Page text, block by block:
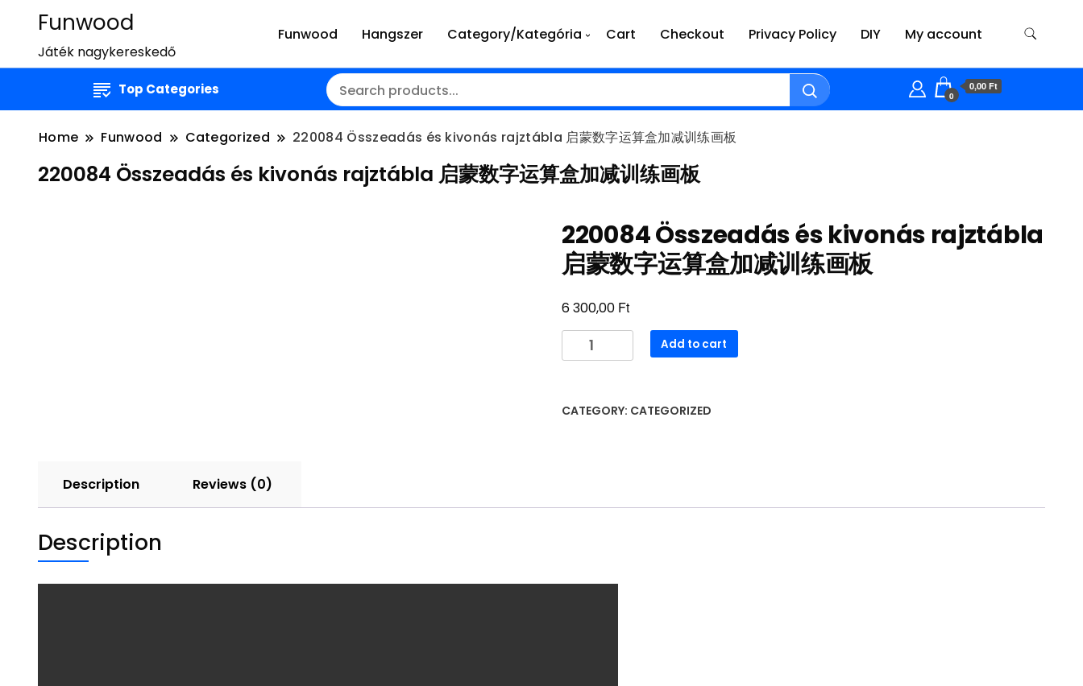
Funwood
Játék nagykereskedő
Funwood Hangszer Category/Kategória Cart Checkout Privacy Policy DIY My account
Top Categories 0
0,00 Ft
Home Funwood Categorized 220084 Összeadás és kivonás rajztábla 启蒙数字运算盒加减训练画板
220084 Összeadás és kivonás rajztábla 启蒙数字运算盒加减训练画板
220084 Összeadás és kivonás rajztábla
启蒙数字运算盒加减训练画板
6 300,00 Ft
220084
Összeadás
rajztábla
运
减
Add to cart
CATEGORY: CATEGORIZED
Description Reviews (0)
Description